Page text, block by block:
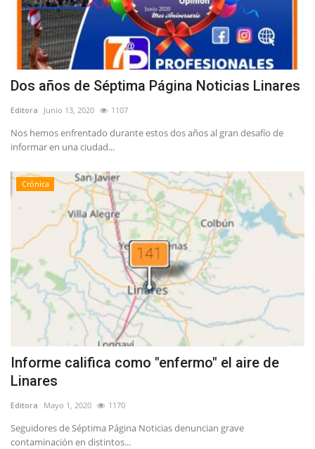
Dos años de Séptima Página Noticias Linares
Editora Junio 13, 2020 1107
Nos hemos enfrentado durante estos dos años al gran desafío de
informar en una ciudad...
Crónica
Informe califica como "enfermo" el aire de
Linares
Editora Mayo 1, 2020 1170
Seguidores de Séptima Página Noticias denuncian grave
contaminación en distintos...